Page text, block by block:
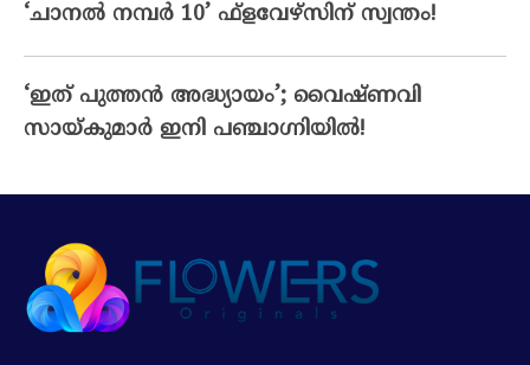
‘ചാനൽ നമ്പർ 10’ ഫ്‌ളവേഴ്‌സിന് സ്വന്തം!
‘ഇത് പുത്തൻ അദ്ധ്യായം’; വൈഷ്‌ണവി
സായ്‌കുമാർ ഇനി പഞ്ചാഗ്നിയിൽ!